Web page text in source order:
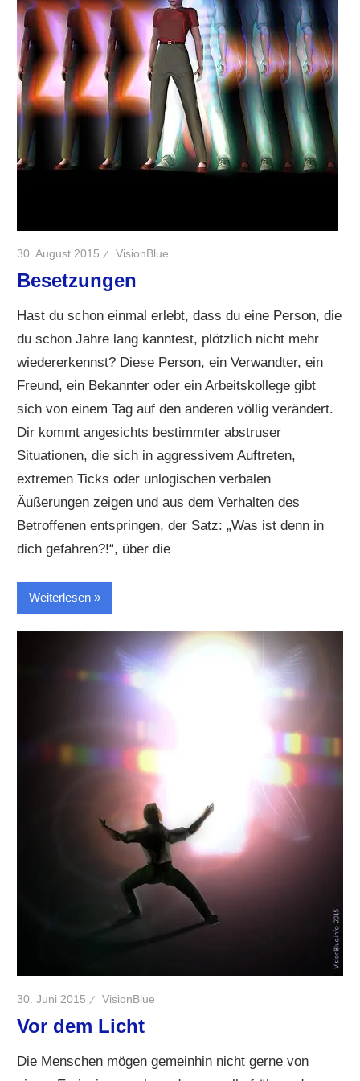
30. August 2015 VisionBlue
Besetzungen
Hast du schon einmal erlebt, dass du eine Person, die
du schon Jahre lang kanntest, plötzlich nicht mehr
wiedererkennst? Diese Person, ein Verwandter, ein
Freund, ein Bekannter oder ein Arbeitskollege gibt
sich von einem Tag auf den anderen völlig verändert.
Dir kommt angesichts bestimmter abstruser
Situationen, die sich in aggressivem Auftreten,
extremen Ticks oder unlogischen verbalen
Äußerungen zeigen und aus dem Verhalten des
Betroffenen entspringen, der Satz: „Was ist denn in
dich gefahren?!“, über die
Weiterlesen
30. Juni 2015 VisionBlue
Vor dem Licht
Die Menschen mögen gemeinhin nicht gerne von